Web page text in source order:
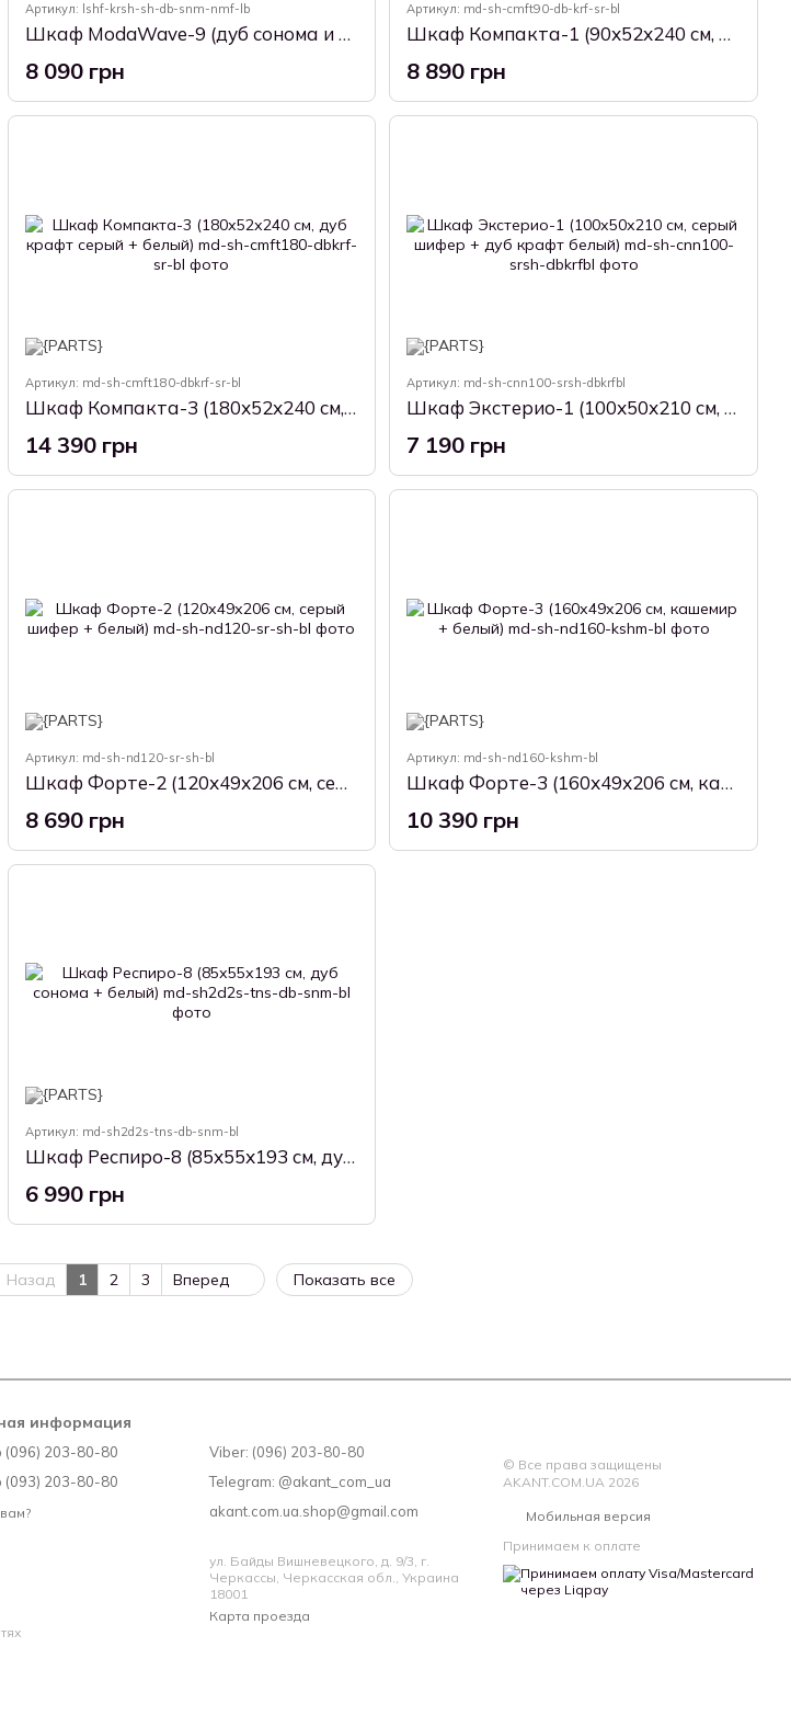
Артикул: lshf-krsh-sh-db-snm-nmf-lb
Шкаф ModaWave-9 (дуб сонома и нимфея альба, 80х52х200 см)
8 090 грн
Артикул: md-sh-cmft90-db-krf-sr-bl
Шкаф Компакта-1 (90х52х240 см, дуб крафт серый + белый)
8 890 грн
Артикул: md-sh-cmft180-dbkrf-sr-bl
Шкаф Компакта-3 (180х52х240 см, дуб крафт серый + белый)
14 390 грн
Артикул: md-sh-cnn100-srsh-dbkrfbl
Шкаф Экстерио-1 (100х50х210 см, серый шифер + дуб крафт белый)
7 190 грн
Артикул: md-sh-nd120-sr-sh-bl
Шкаф Форте-2 (120х49х206 см, серый шифер + белый)
8 690 грн
Артикул: md-sh-nd160-kshm-bl
Шкаф Форте-3 (160х49х206 см, кашемир + белый)
10 390 грн
Артикул: md-sh2d2s-tns-db-snm-bl
Шкаф Респиро-8 (85х55х193 см, дуб сонома + белый)
6 990 грн
Назад 1 2 3 Вперед Показать все
информация
(096) 203-80-80
(093) 203-80-80
Viber: (096) 203-80-80
Telegram: @akant_com_ua
akant.com.ua.shop@gmail.com
ул. Байды Вишневецкого, д. 9/3, г.
Черкассы, Черкасская обл., Украина
18001
Карта проезда
© Все права защищены
AKANT.COM.UA 2026
Мобильная версия
Принимаем к оплате